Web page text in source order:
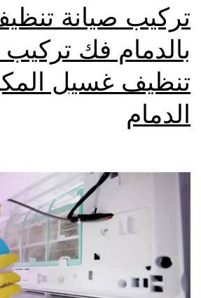
تركيب صيانة
بالدمام فك
تنظيف غسيل
الدمام